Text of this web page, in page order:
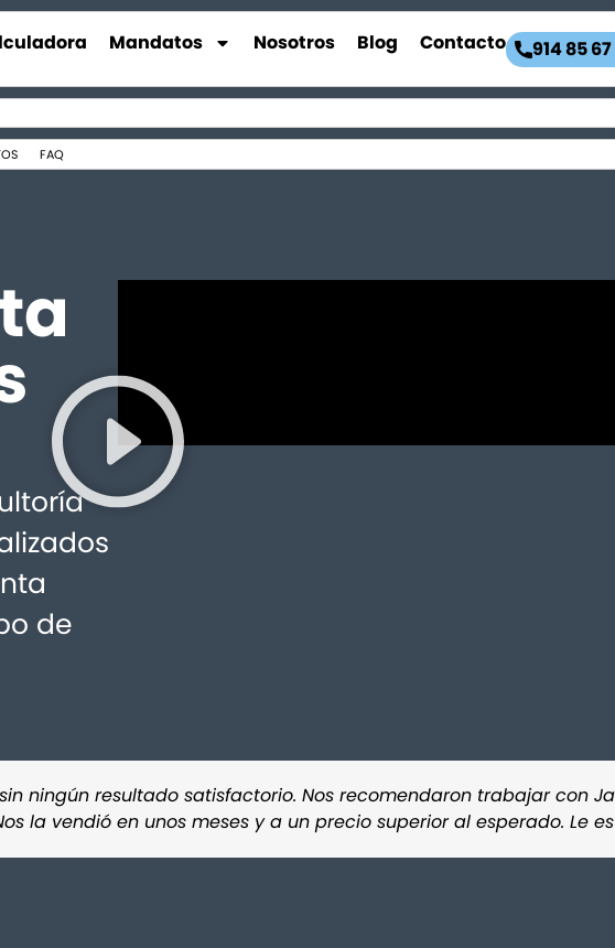
Mandatos Nosotros Blog Contacto 914 85
FAQ
de
ningún resultado satisfactorio. Nos recomendaron trabajar con
la vendió en unos meses y a un precio superior al esperado. Le